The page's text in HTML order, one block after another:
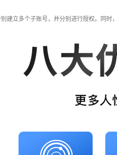
建立多个子账号，并分别进行授权。同时